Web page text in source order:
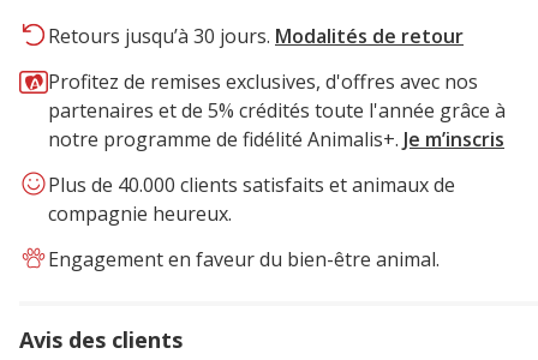
Retours jusqu’à 30 jours. Modalités de retour
Profitez de remises exclusives, d'offres avec nos
partenaires et de 5% crédités toute l'année grâce à
notre programme de fidélité Animalis+. Je m’inscris
Plus de 40.000 clients satisfaits et animaux de
compagnie heureux.
Engagement en faveur du bien-être animal.
Avis des clients